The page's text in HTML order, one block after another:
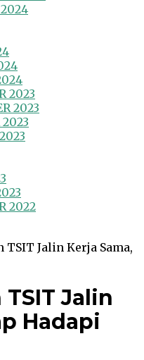
2024
2023
2023
2023
2022
Jalin Kerja Sama,
Jalin
Hadapi